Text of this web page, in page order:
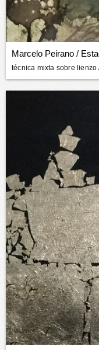
Marcelo Peirano /
técnica mixta sobre lienzo